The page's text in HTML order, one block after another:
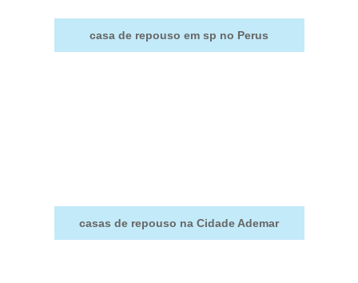
casa de repouso em sp no Perus
casas de repouso na Cidade Ademar